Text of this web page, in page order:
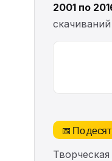
2001 по
📅 По